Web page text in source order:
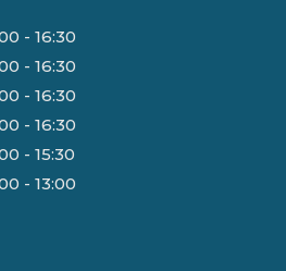
- 16:30
- 16:30
- 16:30
- 16:30
- 15:30
- 13:00